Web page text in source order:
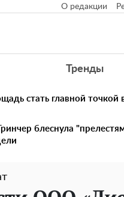
О редакции
Тренды
стать главной точкой
блеснула